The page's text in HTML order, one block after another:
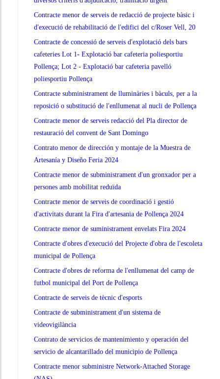
Contracte menor de serveis de redacció de projecte bàsic i
d'execució de rehabilitació de l'edifici del c/Roser Vell, 20
Contracte de concessió de serveis d'explotació dels bars
cafeteries Lot 1- Explotació bar cafeteria poliesportiu
Pollença; Lot 2 - Explotació bar cafeteria pavelló
poliesportiu Pollença
Contracte subministrament de lluminàries i bàculs, per a la
reposició o substitució de l'enllumenat al nucli de Pollença
Contracte menor de serveis redacció del Pla director de
restauració del convent de Sant Domingo
Contrato menor de dirección y montaje de la Muestra de
Artesanía y Diseño Feria 2024
Contracte menor de subministrament d'un gronxador per a
persones amb mobilitat reduïda
Contracte menor de serveis de coordinació i gestió
d'activitats durant la Fira d'artesania de Pollença 2024
Contracte menor de suministrament envelats Fira 2024
Contracte d'obres d'execució del Projecte d'obra de l'escoleta
municipal de Pollença
Contracte d'obres de reforma de l'enllumenat del camp de
futbol municipal del Port de Pollença
Contracte de serveis de tècnic d'esports
Contracte de subministrament d'un sistema de
videovigilància
Contrato de servicios de mantenimiento y operación del
servicio de alcantarillado del municipio de Pollença
Contracte menor subministre Network-Attached Storage